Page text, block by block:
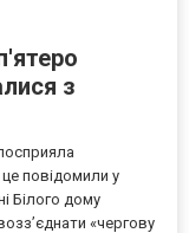
з
повідомили у
Білого дому
«чергову